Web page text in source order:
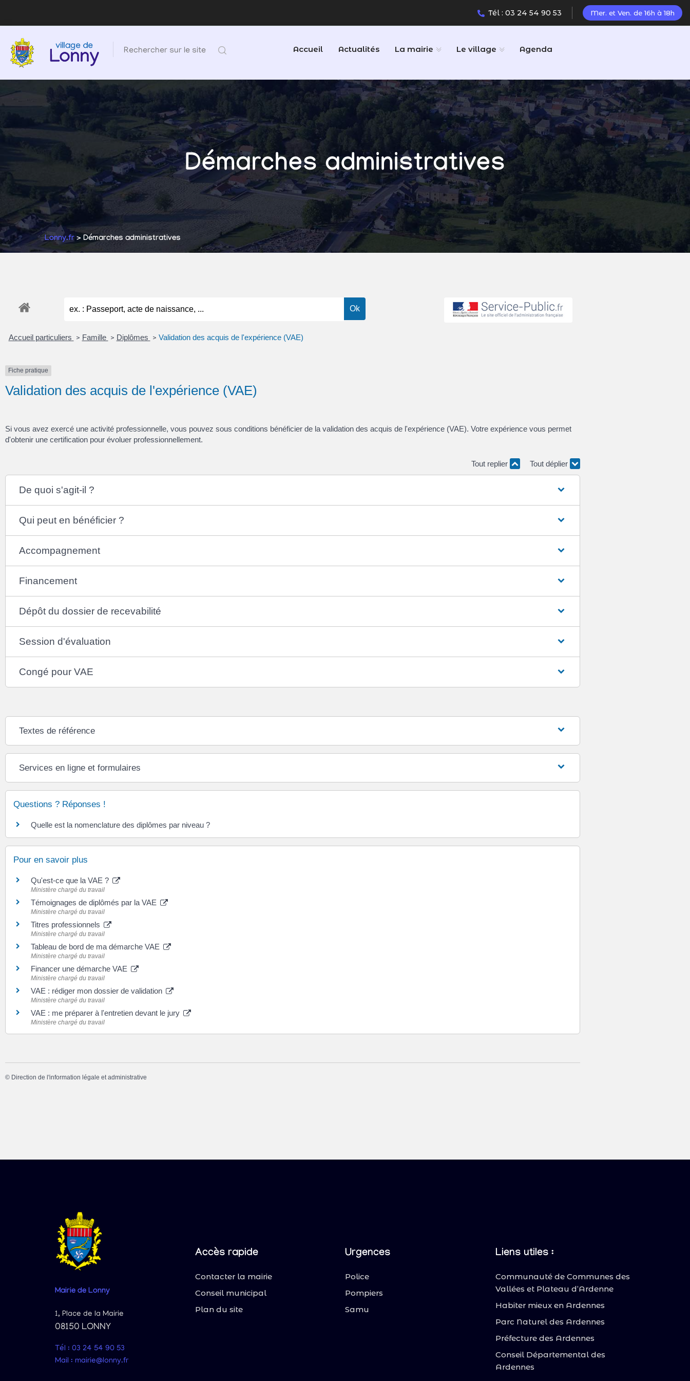
Tél : 03 24 54 90 53 Mer. et Ven. de 16h à 18h
Rechercher sur le site Accueil Actualités La mairie Le village Agenda
Démarches administratives
Lonny.fr > Démarches administratives
Accueil particuliers > Famille > Diplômes > Validation des acquis de l'expérience (VAE)
Fiche pratique
Validation des acquis de l'expérience (VAE)
Si vous avez exercé une activité professionnelle, vous pouvez sous conditions bénéficier de la validation des acquis de l'expérience (VAE). Votre expérience vous permet
d'obtenir une certification pour évoluer professionnellement.
Tout replier Tout déplier
De quoi s'agit-il ?
Qui peut en bénéficier ?
Accompagnement
Financement
Dépôt du dossier de recevabilité
Session d'évaluation
Congé pour VAE
Textes de référence
Services en ligne et formulaires
Questions ? Réponses !
Quelle est la nomenclature des diplômes par niveau ?
Pour en savoir plus
Qu'est-ce que la VAE ?
Ministère chargé du travail
Témoignages de diplômés par la VAE
Ministère chargé du travail
Titres professionnels
Ministère chargé du travail
Tableau de bord de ma démarche VAE
Ministère chargé du travail
Financer une démarche VAE
Ministère chargé du travail
VAE : rédiger mon dossier de validation
Ministère chargé du travail
VAE : me préparer à l'entretien devant le jury
Ministère chargé du travail
© Direction de l'information légale et administrative
Mairie de Lonny
1, Place de la Mairie
08150 LONNY
Tél : 03 24 54 90 53
Mail : mairie@lonny.fr
Accès rapide
Contacter la mairie
Conseil municipal
Plan du site
Urgences
Police
Pompiers
Samu
Liens utiles :
Communauté de Communes des
Vallées et Plateau d’Ardenne
Habiter mieux en Ardennes
Parc Naturel des Ardennes
Préfecture des Ardennes
Conseil Départemental des
Ardennes